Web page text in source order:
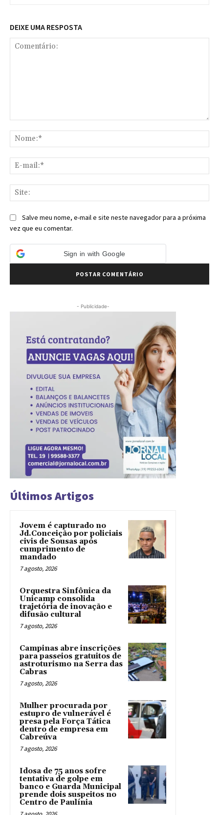
DEIXE UMA RESPOSTA
Salve meu nome, e-mail e site neste navegador para a próxima
vez que eu comentar.
Sign in with Google
- Publicidade-
Últimos Artigos
Jovem é capturado no
Jd.Conceição por policiais
civis de Sousas após
cumprimento de
mandado
7 agosto, 2026
Orquestra Sinfônica da
Unicamp consolida
trajetória de inovação e
difusão cultural
7 agosto, 2026
Campinas abre inscrições
para passeios gratuitos de
astroturismo na Serra das
Cabras
7 agosto, 2026
Mulher procurada por
estupro de vulnerável é
presa pela Força Tática
dentro de empresa em
Cabreúva
7 agosto, 2026
Idosa de 75 anos sofre
tentativa de golpe em
banco e Guarda Municipal
prende dois suspeitos no
Centro de Paulínia